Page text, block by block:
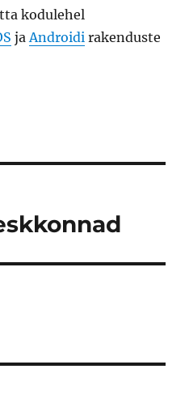
kodulehel
jaAndroidirakenduste